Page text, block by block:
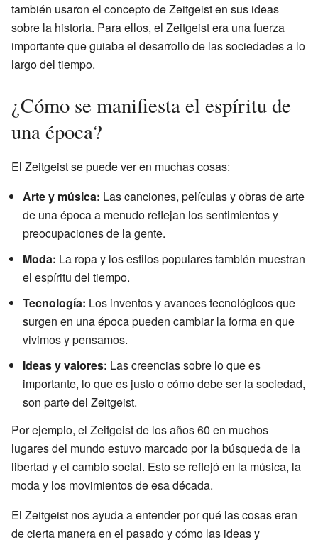
también usaron el concepto de Zeitgeist en sus ideas
sobre la historia. Para ellos, el Zeitgeist era una fuerza
importante que guiaba el desarrollo de las sociedades a lo
largo del tiempo.
¿Cómo se manifiesta el espíritu de
una época?
El Zeitgeist se puede ver en muchas cosas:
Arte y música: Las canciones, películas y obras de arte
de una época a menudo reflejan los sentimientos y
preocupaciones de la gente.
Moda: La ropa y los estilos populares también muestran
el espíritu del tiempo.
Tecnología: Los inventos y avances tecnológicos que
surgen en una época pueden cambiar la forma en que
vivimos y pensamos.
Ideas y valores: Las creencias sobre lo que es
importante, lo que es justo o cómo debe ser la sociedad,
son parte del Zeitgeist.
Por ejemplo, el Zeitgeist de los años 60 en muchos
lugares del mundo estuvo marcado por la búsqueda de la
libertad y el cambio social. Esto se reflejó en la música, la
moda y los movimientos de esa década.
El Zeitgeist nos ayuda a entender por qué las cosas eran
de cierta manera en el pasado y cómo las ideas y